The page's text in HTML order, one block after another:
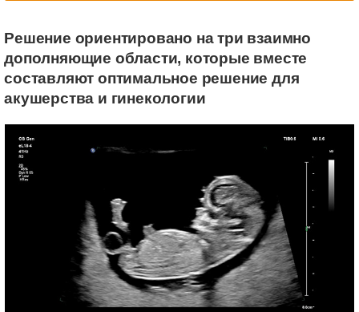
Решение ориентировано на три взаимно
дополняющие области, которые вместе
составляют оптимальное решение для
акушерства и гинекологии